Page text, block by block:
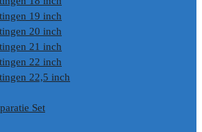
19 inch
20 inch
21 inch
22 inch
22,5 inch
Set